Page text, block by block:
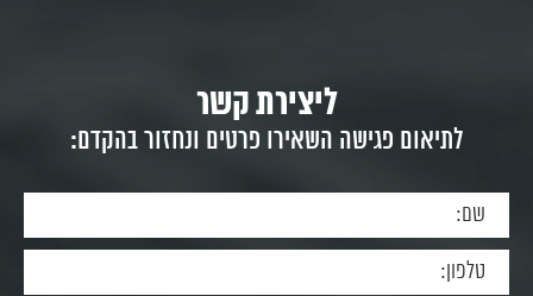
ליצירת קשר
לתיאום פגישה השאירו פרטים ונחזור בהקדם: